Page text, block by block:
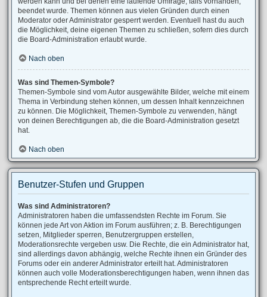
beendet wurde. Themen können aus vielen Gründen durch einen
Moderator oder Administrator gesperrt werden. Eventuell hast du auch
die Möglichkeit, deine eigenen Themen zu schließen, sofern dies durch
die Board-Administration erlaubt wurde.
Nach oben
Was sind Themen-Symbole?
Themen-Symbole sind vom Autor ausgewählte Bilder, welche mit einem
Thema in Verbindung stehen können, um dessen Inhalt kennzeichnen
zu können. Die Möglichkeit, Themen-Symbole zu verwenden, hängt
von deinen Berechtigungen ab, die die Board-Administration gesetzt
hat.
Nach oben
Benutzer-Stufen und Gruppen
Was sind Administratoren?
Administratoren haben die umfassendsten Rechte im Forum. Sie
können jede Art von Aktion im Forum ausführen; z. B. Berechtigungen
setzen, Mitglieder sperren, Benutzergruppen erstellen,
Moderationsrechte vergeben usw. Die Rechte, die ein Administrator hat,
sind allerdings davon abhängig, welche Rechte ihnen ein Gründer des
Forums oder ein anderer Administrator erteilt hat. Administratoren
können auch volle Moderationsberechtigungen haben, wenn ihnen das
entsprechende Recht erteilt wurde.